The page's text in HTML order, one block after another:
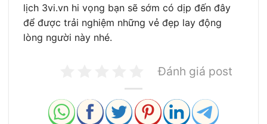
lịch 3vi.vn hi vọng bạn sẽ sớm có dịp đến đây
để được trải nghiệm những vẻ đẹp lay động
lòng người này nhé.
Đánh giá post